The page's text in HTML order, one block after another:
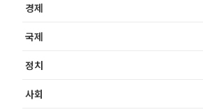
경제
국제
정치
사회